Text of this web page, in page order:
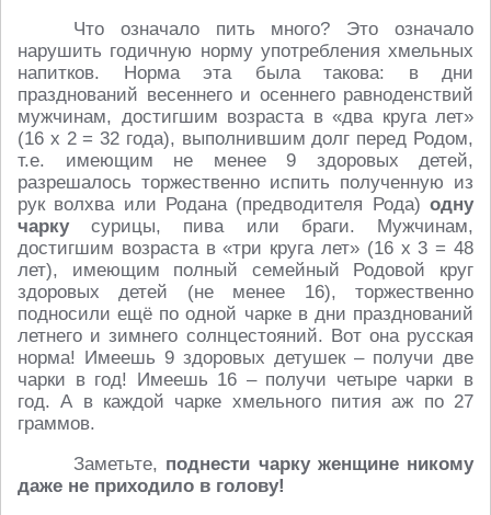
Что означало пить много? Это означало
нарушить годичную норму употребления хмельных
напитков. Норма эта была такова: в дни
празднований весеннего и осеннего равноденствий
мужчинам, достигшим возраста в «два круга лет»
(16 х 2 = 32 года), выполнившим долг перед Родом,
т.е. имеющим не менее 9 здоровых детей,
разрешалось торжественно испить полученную из
рук волхва или Родана (предводителя Рода) одну
чаркусурицы, пива или браги. Мужчинам,
достигшим возраста в «три круга лет» (16 х 3 = 48
лет), имеющим полный семейный Родовой круг
здоровых детей (не менее 16), торжественно
подносили ещё по одной чарке в дни празднований
летнего и зимнего солнцестояний. Вот она русская
норма! Имеешь 9 здоровых детушек – получи две
чарки в год! Имеешь 16 – получи четыре чарки в
год. А в каждой чарке хмельного пития аж по 27
граммов.
Заметьте, поднести чарку женщине никому
даже не приходило в голову!